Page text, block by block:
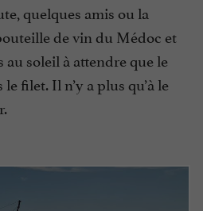
quelques amis ou la
de vin du Médoc et
au soleil à attendre que le
filet. Il n’y a plus qu’à le